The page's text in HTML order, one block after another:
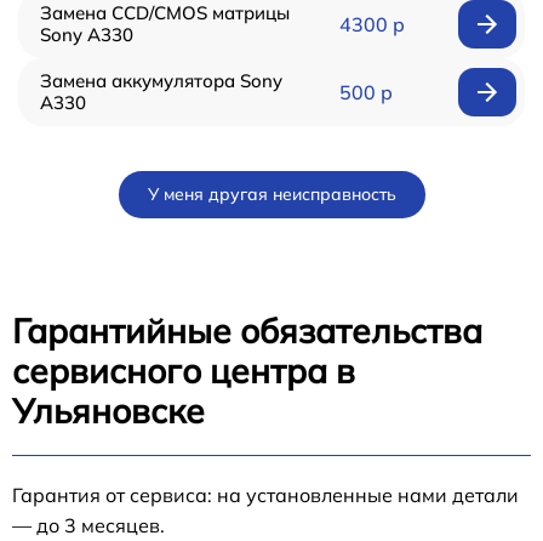
Замена CCD/CMOS матрицы
Sony A330
4300 р
Замена аккумулятора Sony
A330
500 р
У меня другая неисправность
Гарантийные обязательства
сервисного центра в
Ульяновске
Гарантия от сервиса: на установленные нами детали
— до 3 месяцев.